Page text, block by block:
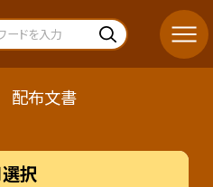
配布文書
択